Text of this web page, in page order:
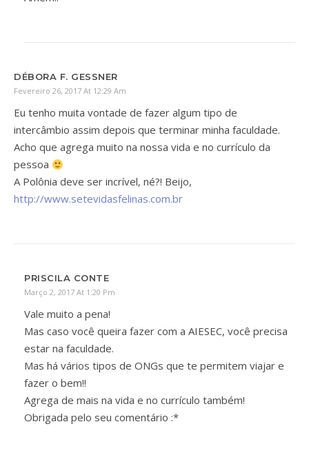
DÉBORA F. GESSNER
Fevereiro 26, 2017 At 12:29 Am
Eu tenho muita vontade de fazer algum tipo de
intercâmbio assim depois que terminar minha faculdade.
Acho que agrega muito na nossa vida e no currículo da
pessoa
A Polônia deve ser incrível, né?! Beijo,
http://www.setevidasfelinas.com.br
PRISCILA CONTE
Março 2, 2017 At 1:20 Pm
Vale muito a pena!
Mas caso você queira fazer com a AIESEC, você precisa
estar na faculdade.
Mas há vários tipos de ONGs que te permitem viajar e
fazer o bem!!
Agrega de mais na vida e no currículo também!
Obrigada pelo seu comentário :*